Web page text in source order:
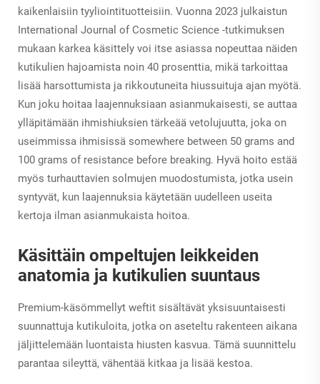
kaikenlaisiin tyyliointituotteisiin. Vuonna 2023 julkaistun
International Journal of Cosmetic Science -tutkimuksen
mukaan karkea käsittely voi itse asiassa nopeuttaa näiden
kutikulien hajoamista noin 40 prosenttia, mikä tarkoittaa
lisää harsottumista ja rikkoutuneita hiussuituja ajan myötä.
Kun joku hoitaa laajennuksiaan asianmukaisesti, se auttaa
ylläpitämään ihmishiuksien tärkeää vetolujuutta, joka on
useimmissa ihmisissä somewhere between 50 grams and
100 grams of resistance before breaking. Hyvä hoito estää
myös turhauttavien solmujen muodostumista, jotka usein
syntyvät, kun laajennuksia käytetään uudelleen useita
kertoja ilman asianmukaista hoitoa.
Käsittäin ompeltujen leikkeiden
anatomia ja kutikulien suuntaus
Premium-käsömmellyt weftit sisältävät yksisuuntaisesti
suunnattuja kutikuloita, jotka on aseteltu rakenteen aikana
jäljittelemään luontaista hiusten kasvua. Tämä suunnittelu
parantaa sileyttä, vähentää kitkaa ja lisää kestoa.